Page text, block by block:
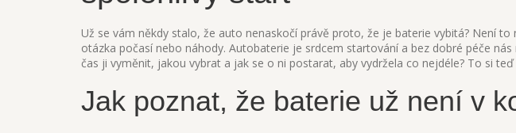
Už se vám někdy stalo, že auto nenaskočí právě proto, že je baterie vybitá? Není
otázka počasí nebo náhody. Autobaterie je srdcem startování a bez dobré péče
čas ji vyměnit, jakou vybrat a jak se o ni postarat, aby vydržela co nejdéle? To si
Jak poznat, že baterie už není v